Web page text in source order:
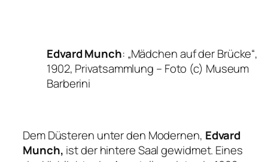
Edvard Munch: „Mädchen auf der Brücke“,
1902, Privatsammlung – Foto (c) Museum
Barberini
Dem Düsteren unter den Modernen, Edvard
Munch, ist der hintere Saal gewidmet. Eines